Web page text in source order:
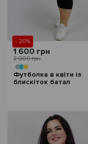
- 20%
1 600 грн
2 000 грн
Футболка в квіти із
блискіток батал